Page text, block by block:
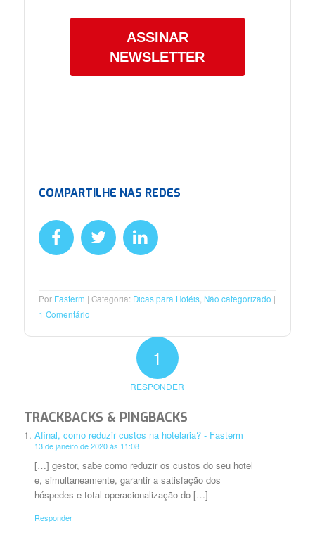
ASSINAR
NEWSLETTER
COMPARTILHE NAS REDES
Por Fasterm Categoria: Dicas para Hotéis, Não categorizado
1 Comentário
1
RESPONDER
TRACKBACKS & PINGBACKS
Afinal, como reduzir custos na hotelaria? - Fasterm
13 de janeiro de 2020 às 11:08
[…] gestor, sabe como reduzir os custos do seu hotel
e, simultaneamente, garantir a satisfação dos
hóspedes e total operacionalização do […]
Responder